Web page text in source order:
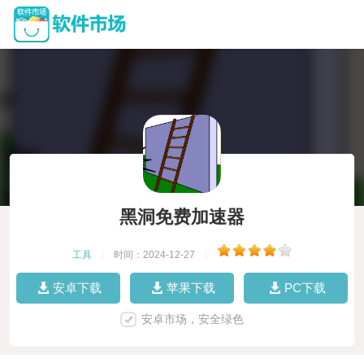
黑洞免费加速器
工具 时间：2024-12-27
安卓下载 苹果下载 PC下载
安卓市场，安全绿色